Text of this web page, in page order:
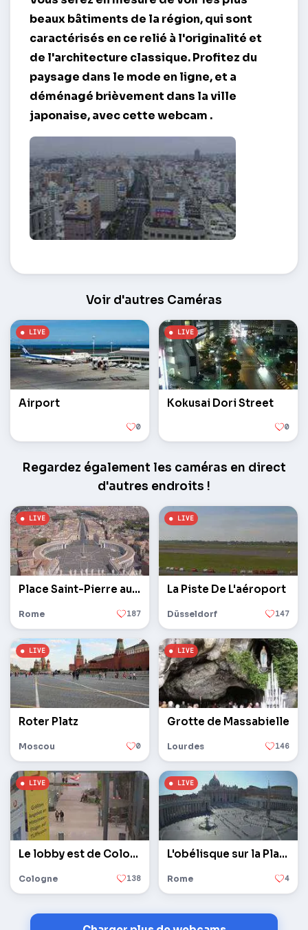
beaux bâtiments de la région, qui sont
caractérisés en ce relié à l'originalité et
de l'architecture classique. Profitez du
paysage dans le mode en ligne, et a
déménagé brièvement dans la ville
japonaise, avec cettewebcam .
Voir d'autres Caméras
Airport
0
Kokusai Dori Street
0
Regardez également les caméras en direct
d'autres endroits !
Place Saint-Pierre au Vatican
Rome 187
La Piste De L'aéroport
Düsseldorf 147
Roter Platz
Moscou 0
Grotte de Massabielle
Lourdes 146
Le lobby est de Cologne / Bonn
Cologne 138
L'obélisque sur la Place Saint-Pierre au Vatican
Rome 4